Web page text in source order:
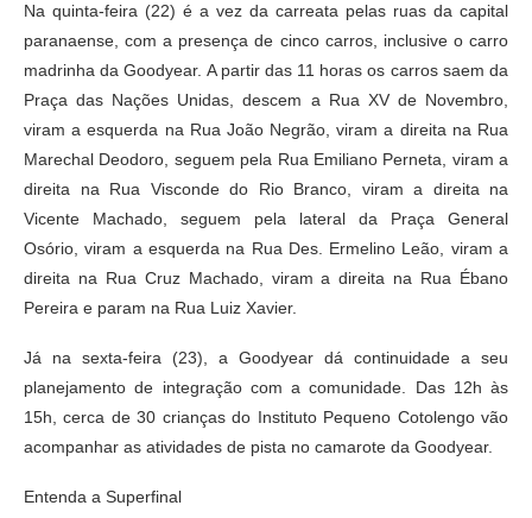
Na quinta-feira (22) é a vez da carreata pelas ruas da capital
paranaense, com a presença de cinco carros, inclusive o carro
madrinha da Goodyear. A partir das 11 horas os carros saem da
Praça das Nações Unidas, descem a Rua XV de Novembro,
viram a esquerda na Rua João Negrão, viram a direita na Rua
Marechal Deodoro, seguem pela Rua Emiliano Perneta, viram a
direita na Rua Visconde do Rio Branco, viram a direita na
Vicente Machado, seguem pela lateral da Praça General
Osório, viram a esquerda na Rua Des. Ermelino Leão, viram a
direita na Rua Cruz Machado, viram a direita na Rua Ébano
Pereira e param na Rua Luiz Xavier.
Já na sexta-feira (23), a Goodyear dá continuidade a seu
planejamento de integração com a comunidade. Das 12h às
15h, cerca de 30 crianças do Instituto Pequeno Cotolengo vão
acompanhar as atividades de pista no camarote da Goodyear.
Entenda a Superfinal